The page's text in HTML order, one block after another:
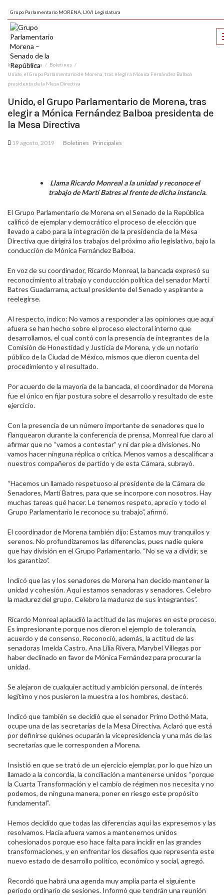
Grupo Parlamentario MORENA, LXVI Legislatura
Inicio Prensa
Boletines
Unido, el Grupo Parlamentario de Morena, tras elegir a Mónica Fernández Balboa
presidenta de la Mesa Directiva
Unido, el Grupo Parlamentario de Morena, tras
elegir a Mónica Fernández Balboa presidenta de
la Mesa Directiva
19 agosto, 2019 Boletines Principales
Llama Ricardo Monreal a la unidad y reconoce el
trabajo de Martí Batres al frente de dicha instancia.
El Grupo Parlamentario de Morena en el Senado de la República
calificó de ejemplar y democrático el proceso de elección que
llevado a cabo para la integración de la presidencia de la Mesa
Directiva que dirigirá los trabajos del próximo año legislativo, bajo la
conducción de Mónica Fernández Balboa.
En voz de su coordinador, Ricardo Monreal, la bancada expresó su
reconocimiento al trabajo y conducción política del senador Martí
Batres Guadarrama, actual presidente del Senado y aspirante a
reelegirse.
Al respecto, indico: No vamos a responder a las opiniones que aquí
afuera se han hecho sobre el proceso electoral interno que
desarrollamos, el cual contó con la presencia de integrantes de la
Comisión de Honestidad y Justicia de Morena, y de un notario
público de la Ciudad de México, mismos que dieron cuenta del
procedimiento y el resultado.
Por acuerdo de la mayoría de la bancada, el coordinador de Morena
fue el único en fijar postura sobre el desarrollo y resultado de este
ejercicio.
Con la presencia de un número importante de senadores que lo
flanquearon durante la conferencia de prensa, Monreal fue claro al
afirmar que no “vamos a contestar” y ni dar pie a divisiones. No
vamos hacer ninguna réplica o crítica. Menos vamos a descalificar a
nuestros compañeros de partido y de esta Cámara, subrayó.
“Hacemos un llamado respetuoso al presidente de la Cámara de
Senadores, Martí Batres, para que se incorpore con nosotros. Hay
muchas tareas qué hacer. Le tenemos respeto, aprecio y todo el
Grupo Parlamentario le reconoce su trabajo”, afirmó.
El coordinador de Morena también dijo: Estamos muy tranquilos y
serenos. No profundizaremos las diferencias, pues nadie quiere
que hay división en el Grupo Parlamentario. “No se va a dividir, se
los garantizo”.
Indicó que las y los senadores de Morena han decido mantener la
unidad y cohesión. Aquí estamos senadoras y senadores. Celebro
la madurez del grupo. Celebro la madurez de sus integrantes”.
Ricardo Monreal aplaudió la actitud de las mujeres en este proceso.
Es impresionante porque nos dieron el ejemplo de tolerancia,
acuerdo y de consenso. Reconoció, además, la actitud de las
senadoras Imelda Castro, Ana Lilia Rivera, Marybel Villegas por
haber declinado en favor de Mónica Fernández para procurar la
unidad.
Se alejaron de cualquier actitud y ambición personal, de interés
legítimo y nos pusieron la muestra a los hombres, destacó.
Indicó que también se decidió que el senador Primo Dothé Mata,
ocupe una de las secretarías de la Mesa Directiva. Aclaró que está
por definirse quiénes ocuparán la vicepresidencia y una más de las
secretarías que le corresponden a Morena.
Insistió en que se trató de un ejercicio ejemplar, por lo que hizo un
llamado a la concordia, la conciliación a mantenerse unidos “porque
la Cuarta Transformación y el cambio de régimen nos necesita y no
podemos, de ninguna manera, poner en riesgo este propósito
fundamental”.
Hemos decidido que todas las diferencias aquí las expresemos y las
resolvamos. Hacia afuera vamos a mantenernos unidos
cohesionados porque eso hace falta para incidir en las grandes
transformaciones, y en enfrentar los desafíos que representa este
nuevo estado de desarrollo político, económico y social, agregó.
Recordó que habrá una agenda muy amplia parta el siguiente
periodo ordinario de sesiones. Informó que tendrán una reunión